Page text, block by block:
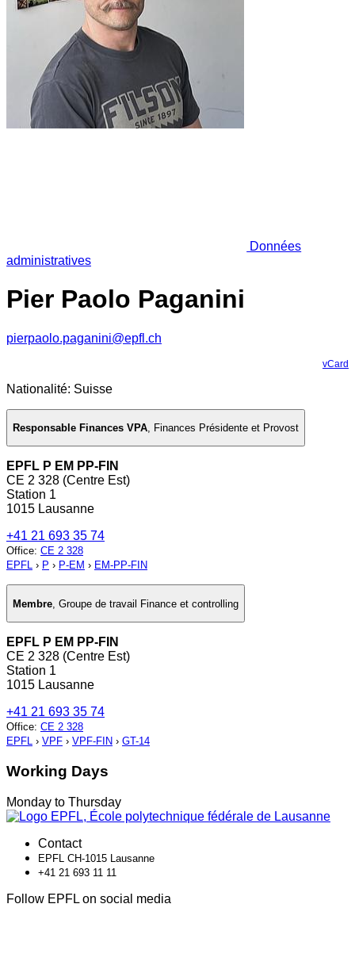
Données
administratives
Pier Paolo Paganini
pierpaolo.paganini@epfl.ch
vCard
Nationalité: Suisse
Responsable Finances VPA, Finances Présidente et Provost
EPFL P EM PP-FIN
CE 2 328 (Centre Est)
Station 1
1015 Lausanne
+41 21 693 35 74
Office: CE 2 328
EPFL › P › P-EM › EM-PP-FIN
Membre Groupe de travail Finance et controlling
EPFL P EM PP-FIN
CE 2 328 (Centre Est)
Station 1
1015 Lausanne
+41 21 693 35 74
Office: CE 2 328
EPFL › VPF › VPF-FIN › GT-14
Working Days
Monday to Thursday
Contact
EPFL CH-1015 Lausanne
+41 21 693 11 11
Follow EPFL on social media